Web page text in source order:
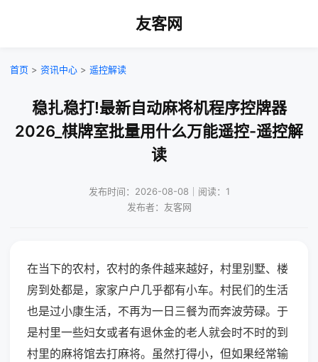
友客网
首页 > 资讯中心 > 遥控解读
稳扎稳打!最新自动麻将机程序控牌器
2026_棋牌室批量用什么万能遥控-遥控解
读
发布时间：2026-08-08｜阅读：1
发布者：友客网
在当下的农村，农村的条件越来越好，村里别墅、楼
房到处都是，家家户户几乎都有小车。村民们的生活
也是过小康生活，不再为一日三餐为而奔波劳碌。于
是村里一些妇女或者有退休金的老人就会时不时的到
村里的麻将馆去打麻将。虽然打得小，但如果经常输